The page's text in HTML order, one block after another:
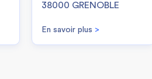
38000 GRENOBLE
En savoir plus >